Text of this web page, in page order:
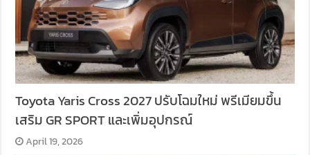
Toyota Yaris Cross 2027 ปรับโฉมใหม่ พรีเมียมขึ้น
เสริม GR SPORT และเพิ่มอุปกรณ์
April 19, 2026